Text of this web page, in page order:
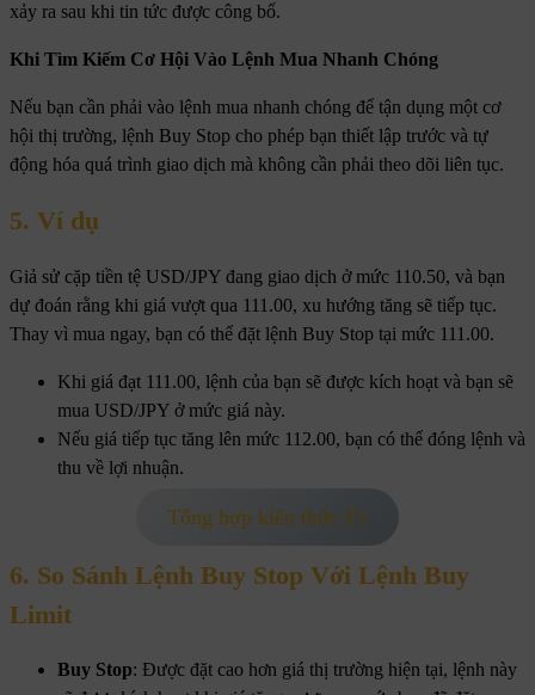
xảy ra sau khi tin tức được công bố.
Khi Tìm Kiếm Cơ Hội Vào Lệnh Mua Nhanh Chóng
Nếu bạn cần phải vào lệnh mua nhanh chóng để tận dụng một cơ
hội thị trường, lệnh Buy Stop cho phép bạn thiết lập trước và tự
động hóa quá trình giao dịch mà không cần phải theo dõi liên tục.
5. Ví dụ
Giả sử cặp tiền tệ USD/JPY đang giao dịch ở mức 110.50, và bạn
dự đoán rằng khi giá vượt qua 111.00, xu hướng tăng sẽ tiếp tục.
Thay vì mua ngay, bạn có thể đặt lệnh Buy Stop tại mức 111.00.
Khi giá đạt 111.00, lệnh của bạn sẽ được kích hoạt và bạn sẽ
mua USD/JPY ở mức giá này.
Nếu giá tiếp tục tăng lên mức 112.00, bạn có thể đóng lệnh và
thu về lợi nhuận.
Tổng hợp kiến thức Fx
6. So Sánh Lệnh Buy Stop Với Lệnh Buy
Limit
Buy Stop: Được đặt cao hơn giá thị trường hiện tại, lệnh này